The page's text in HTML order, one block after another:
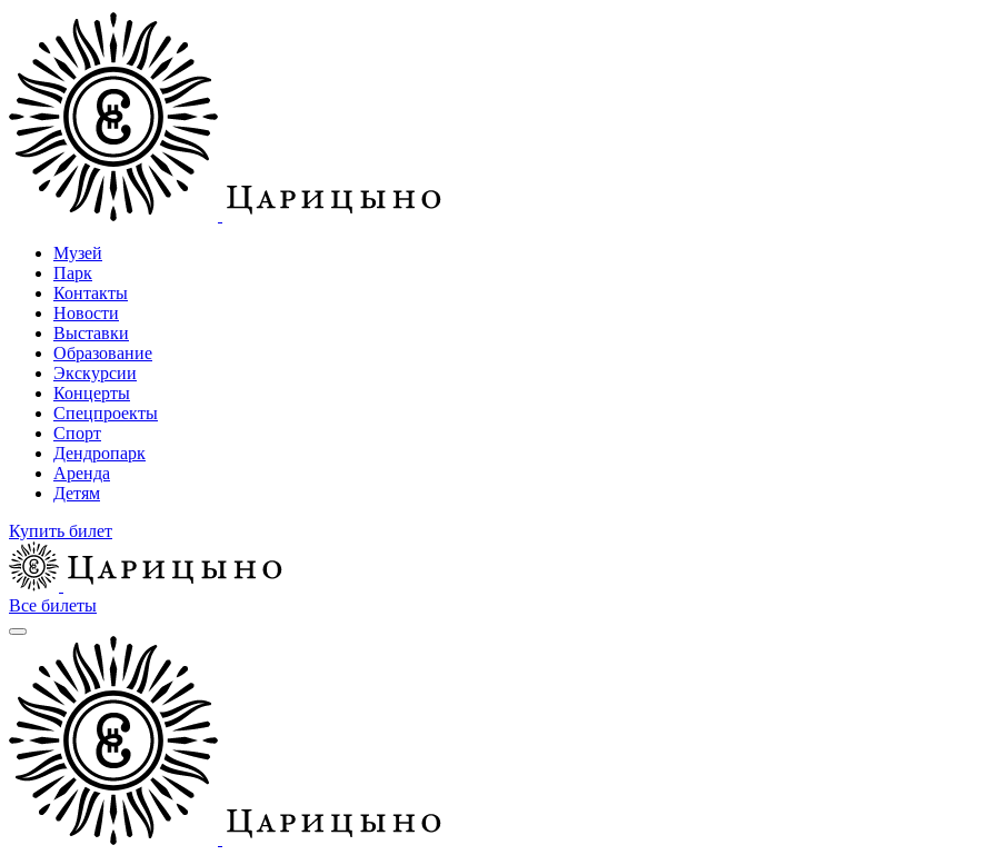
Музей
Парк
Контакты
Новости
Выставки
Образование
Экскурсии
Концерты
Спецпроекты
Спорт
Дендропарк
Аренда
Детям
Купить билет
Все билеты